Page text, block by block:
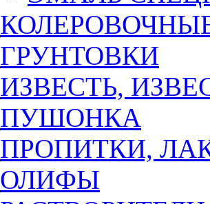
ГРУНТОВКИ
ИЗВЕСТЬ,
ПУШОНКА
ПРОПИТКИ,
ОЛИФЫ